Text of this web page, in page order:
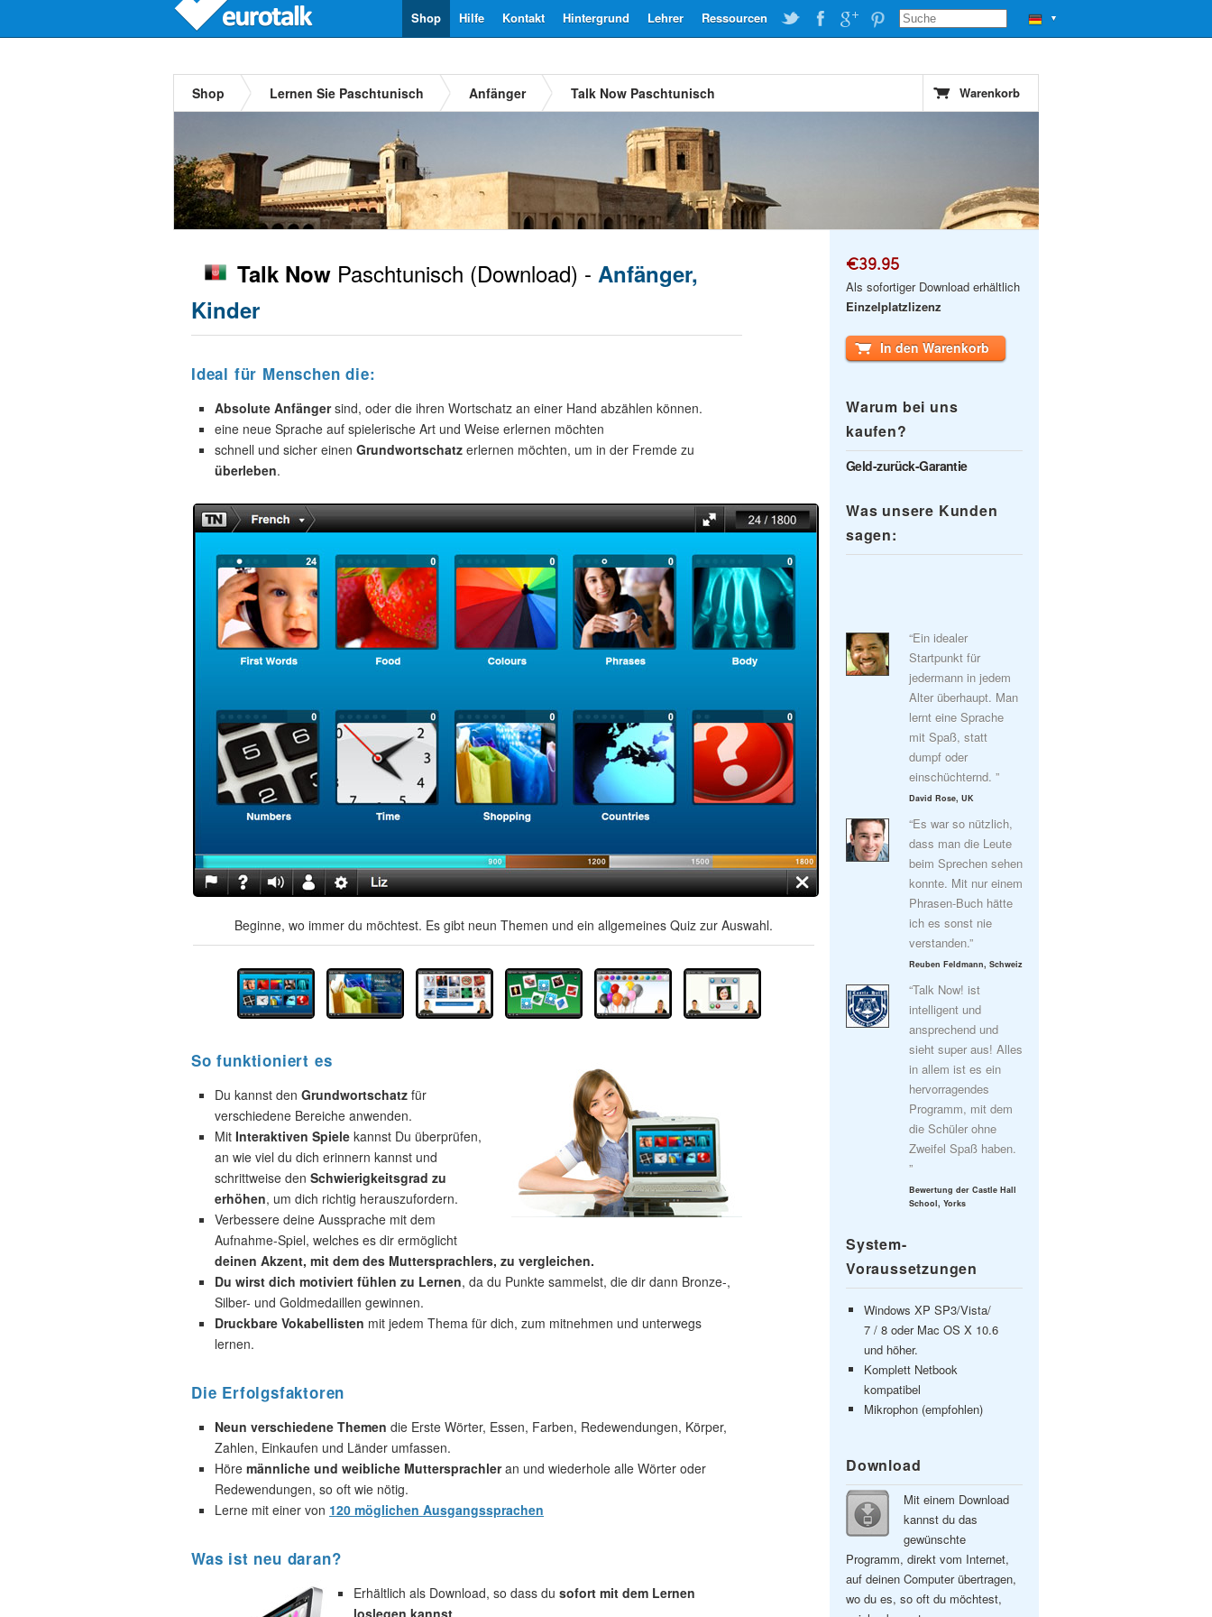
▼
Ressourcen
Lehrer
Hintergrund
Kontakt
Hilfe
Shop
Shop Lernen Sie Paschtunisch Anfänger Talk Now Paschtunisch Warenkorb
Talk Now Paschtunisch (Download) - Anfänger,
Kinder
Ideal für Menschen die:
Absolute Anfängersind, oder die ihren Wortschatz an einer Hand abzählen können.
eine neue Sprache auf spielerische Art und Weise erlernen möchten
schnell und sicher einen Grundwortschatz erlernen möchten, um in der Fremde zu
überleben.
Beginne, wo immer du möchtest. Es gibt neun Themen und ein allgemeines Quiz zur Auswahl.
So funktioniert es
Du kannst den Grundwortschatz für
verschiedene Bereiche anwenden.
Mit Interaktiven Spiele kannst Du überprüfen,
an wie viel du dich erinnern kannst und
schrittweise den Schwierigkeitsgrad zu
erhöhen, um dich richtig herauszufordern.
Verbessere deine Aussprache mit dem
Aufnahme-Spiel, welches es dir ermöglicht
deinen Akzent, mit dem des Muttersprachlers, zu vergleichen.
Du wirst dich motiviert fühlen zu Lernen, da du Punkte sammelst, die dir dann Bronze-,
Silber- und Goldmedaillen gewinnen.
Druckbare Vokabellisten mit jedem Thema für dich, zum mitnehmen und unterwegs
lernen.
Die Erfolgsfaktoren
Neun verschiedene Themen die Erste Wörter, Essen, Farben, Redewendungen, Körper,
Zahlen, Einkaufen und Länder umfassen.
Höre männliche und weibliche Muttersprachleran und wiederhole alle Wörter oder
Redewendungen, so oft wie nötig.
Lerne mit einer von 120 möglichen Ausgangssprachen
Was ist neu daran?
Erhältlich als Download, so dass du sofort mit dem Lernen
loslegen kannst
€39.95
Als sofortiger Download erhältlich
Einzelplatzlizenz
In den Warenkorb
Warum bei uns
kaufen?
Geld-zurück-Garantie
Was unsere Kunden
sagen:
“Ein idealer
Startpunkt für
jedermann in jedem
Alter überhaupt. Man
lernt eine Sprache
mit Spaß, statt
dumpf oder
einschüchternd. ”
David Rose, UK
“Es war so nützlich,
dass man die Leute
beim Sprechen sehen
konnte. Mit nur einem
Phrasen-Buch hätte
ich es sonst nie
verstanden.”
Reuben Feldmann, Schweiz
“Talk Now! ist
intelligent und
ansprechend und
sieht super aus! Alles
in allem ist es ein
hervorragendes
Programm, mit dem
die Schüler ohne
Zweifel Spaß haben.
”
Bewertung der Castle Hall
School, Yorks
System-
Voraussetzungen
Windows XP SP3/Vista/
7 / 8 oder Mac OS X 10.6
und höher.
Komplett Netbook
kompatibel
Mikrophon (empfohlen)
Download
Mit einem Download
kannst du das
gewünschte
Programm, direkt vom Internet,
auf deinen Computer übertragen,
wo du es, so oft du möchtest,